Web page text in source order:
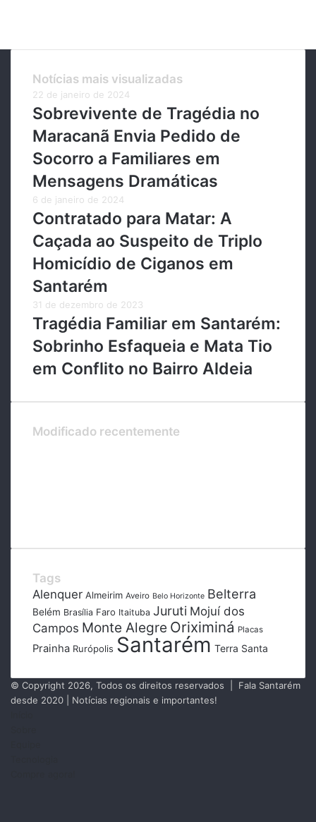
Notícias mais visualizadas
22 de janeiro de 2024
Sobrevivente de Tragédia no
Maracanã Envia Pedido de
Socorro a Familiares em
Mensagens Dramáticas
6 de janeiro de 2024
Contratado para Matar: A
Caçada ao Suspeito de Triplo
Homicídio de Ciganos em
Santarém
31 de dezembro de 2023
Tragédia Familiar em Santarém:
Sobrinho Esfaqueia e Mata Tio
em Conflito no Bairro Aldeia
Modificado recentemente
Tags
Alenquer Almeirim Aveiro Belo Horizonte Belterra
Belém Brasília Faro Itaituba Juruti Mojuí dos
Campos Monte Alegre Oriximiná Placas
Prainha Rurópolis Santarém Terra Santa
© Copyright 2026, Todos os direitos reservados | Fala Santarém
desde 2020 | Notícias regionais e importantes!